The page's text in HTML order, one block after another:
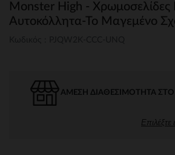
Monster High -
Αυτοκόλλητα-Το Μαγεμένο
ΆΜΕΣΗ ΔΙΑΘΕΣΙΜΌΤΗΤΑ